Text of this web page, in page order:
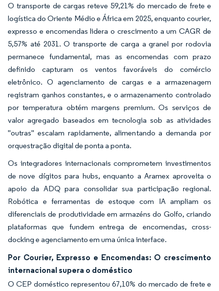
O transporte de cargas reteve 59,21% do mercado de frete e
logística do Oriente Médio e África em 2025, enquanto courier,
expresso e encomendas lidera o crescimento a um CAGR de
5,57% até 2031. O transporte de carga a granel por rodovia
permanece fundamental, mas as encomendas com prazo
definido capturam os ventos favoráveis do comércio
eletrônico. O agenciamento de cargas e a armazenagem
registram ganhos constantes, e o armazenamento controlado
por temperatura obtém margens premium. Os serviços de
valor agregado baseados em tecnologia sob as atividades
"outras" escalam rapidamente, alimentando a demanda por
orquestração digital de ponta a ponta.
Os integradores internacionais comprometem investimentos
de nove dígitos para hubs, enquanto a Aramex aproveita o
apoio da ADQ para consolidar sua participação regional.
Robótica e ferramentas de estoque com IA ampliam os
diferenciais de produtividade em armazéns do Golfo, criando
plataformas que fundem entrega de encomendas, cross-
docking e agenciamento em uma única interface.
Por Courier, Expresso e Encomendas: O crescimento
internacional supera o doméstico
O CEP doméstico representou 67,10% do mercado de frete e